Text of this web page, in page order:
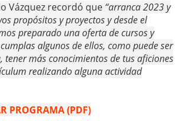
Vázquez recordó que “arranca 2023 y
propósitos y proyectos y desde el
preparado una oferta de cursos y
algunos de ellos, como puede ser
tener más conocimientos de tus aficiones
realizando alguna actividad
PROGRAMA (PDF)